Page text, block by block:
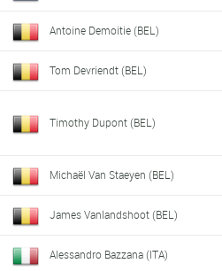
Antoine Demoitie (BEL)
Tom Devriendt (BEL)
Timothy Dupont (BEL)
Michaël Van Staeyen (BEL)
James Vanlandshoot (BEL)
Alessandro Bazzana (ITA)